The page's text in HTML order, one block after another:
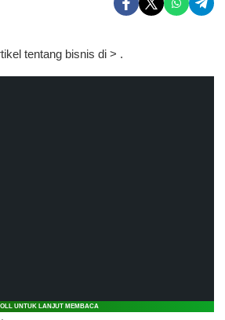
tentang bisnis di > .
UNTUK LANJUT MEMBACA